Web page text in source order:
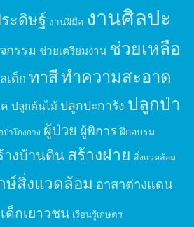
ะดิษฐ์ งานฝีมือ งานศิลปะ
กรรม ช่วยเตรียมงาน ช่วยเหลือ
เด็ก ทาสีทำความสะอาด
ปลูกต้นไม้ ปลูกปะการัง ปลูกป่า
ป่าโกงกาง ผู้ป่วย ผู้พิการ ฝึกอบรม
างบ้านดินสร้างฝาย สิ่งแวดล้อม
ษ์สิ่งแวดล้อม อาสาต่างแดน
เด็กเยาวชน เรียนรู้เกษตร